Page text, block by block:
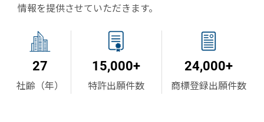
情報を提供させていただきます。
27
社齢（年）
15,000+
特許出願件数
24,000+
商標登録出願件数